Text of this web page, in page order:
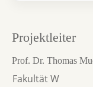
Projektleiter
Prof. Dr. Thomas
Fakultät W